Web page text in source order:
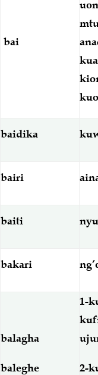
bai
baidika
bairi
baiti
bakari
balagha
baleghe
1-
2-